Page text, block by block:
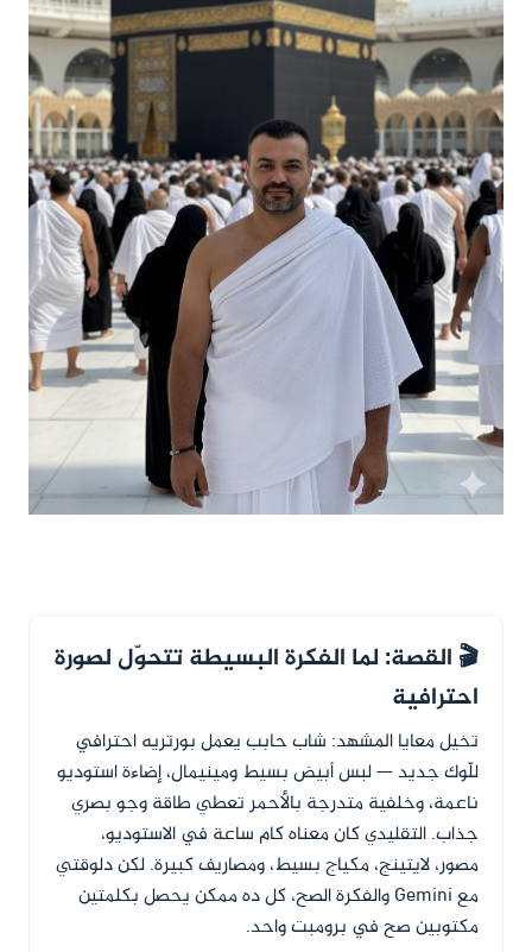
🎬 القصة: لما الفكرة البسيطة تتحوّل لصورة
احترافية
تخيل معايا المشهد: شاب حابب يعمل بورتريه احترافي
للّوك جديد — لبس أبيض بسيط ومينيمال، إضاءة استوديو
ناعمة، وخلفية متدرجة بالأحمر تعطي طاقة وجو بصري
جذاب. التقليدي كان معناه كام ساعة في الاستوديو،
مصور، لايتينج، مكياج بسيط، ومصاريف كبيرة. لكن دلوقتي
مع Gemini والفكرة الصح، كل ده ممكن يحصل بكلمتين
مكتوبين صح في برومبت واحد.